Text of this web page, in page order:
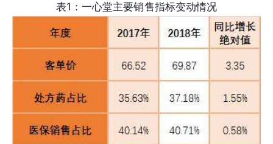
表1：一心堂主要销售指标变动情况